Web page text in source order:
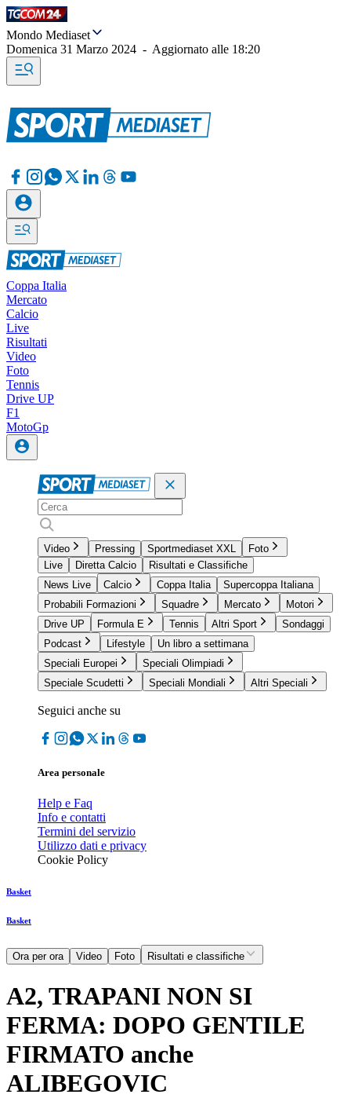
Mondo Mediaset
Domenica 31 Marzo 2024 - Aggiornato alle 18:20
Coppa Italia
Mercato
Calcio
Live
Risultati
Video
Foto
Tennis
Drive UP
F1
MotoGp
Video Pressing Sportmediaset XXL
Foto
Live
Diretta Calcio
Risultati e Classifiche
News Live
Calcio Coppa Italia
Supercoppa Italiana
Probabili Formazioni
Squadre Mercato
Motori
Drive UP
Formula E Tennis Altri Sport
Sondaggi
Podcast
Lifestyle
Un libro a settimana
Speciali Europei
Speciali Olimpiadi
Speciale Scudetti
Speciali Mondiali Altri Speciali
Seguici anche su
Area personale
Help e Faq
Info e contatti
Termini del servizio
Utilizzo dati e privacy
Cookie Policy
Basket
Basket
Ora per ora Video Foto Risultati e classifiche
A2, TRAPANI NON SI
FERMA: DOPO GENTILE
FIRMATO anche
ALIBEGOVIC